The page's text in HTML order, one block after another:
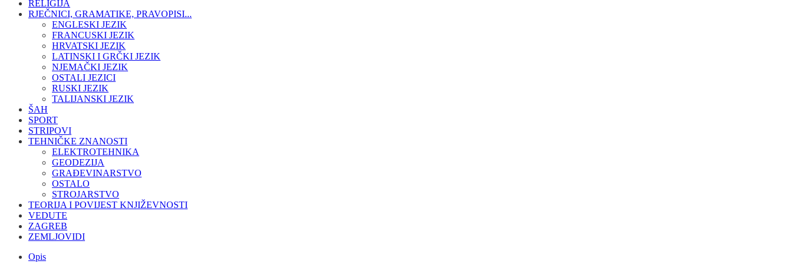
RELIGIJA
RJEČNICI, GRAMATIKE, PRAVOPISI...
ENGLESKI JEZIK
FRANCUSKI JEZIK
HRVATSKI JEZIK
LATINSKI I GRČKI JEZIK
NJEMAČKI JEZIK
OSTALI JEZICI
RUSKI JEZIK
TALIJANSKI JEZIK
ŠAH
SPORT
STRIPOVI
TEHNIČKE ZNANOSTI
ELEKTROTEHNIKA
GEODEZIJA
GRAĐEVINARSTVO
OSTALO
STROJARSTVO
TEORIJA I POVIJEST KNJIŽEVNOSTI
VEDUTE
ZAGREB
ZEMLJOVIDI
Opis